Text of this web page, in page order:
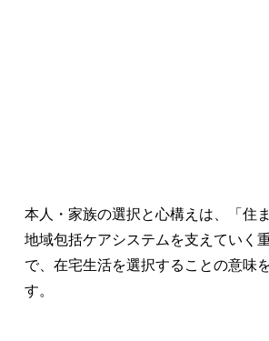
本人・家族の選択と心構えは、「住
地域包括ケアシステムを支えていく
で、在宅生活を選択することの意味
す。